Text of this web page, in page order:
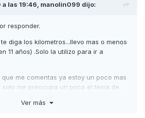
las 19:46, manolin099 dijo:
responder.
diga los kilometros...llevo mas o menos
11 años) .Solo la utilizo para ir a
me comentas ya estoy un poco mas
solo me preocupa un poco el tema de
Ver más